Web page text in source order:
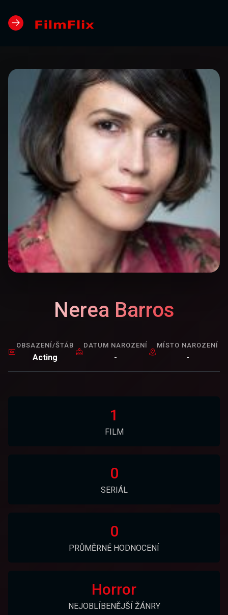
Nerea Barros
OBSAZENÍ/ŠTÁB
Acting
DATUM NAROZENÍ
-
MÍSTO NAROZENÍ
-
1
FILM
0
SERIÁL
0
PRŮMĚRNÉ HODNOCENÍ
Horror
NEJOBLÍBENĚJŠÍ ŽÁNRY